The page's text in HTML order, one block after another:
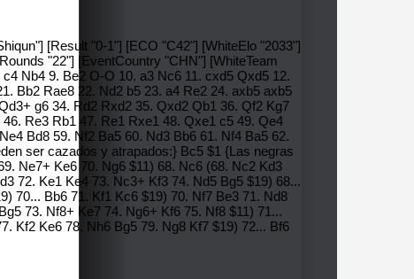
[Result "0-1"] [ECO "C42"] [WhiteElo "2033"]
"22"] [EventCountry "CHN"] [WhiteTeam
Nb4 9. Be2 O-O 10. a3 Nc6 11. cxd5 Qxd5 12.
Bb2 Rae8 22. Nd2 b5 23. a4 Re2 24. axb5 axb5
g6 34. Rd2 Rxd2 35. Qxd2 Qb1 36. Qf2 Kg7
Re3 Rb1 47. Re1 Rxe1 48. Qxe1 c5 49. Qe4
Bd8 59. Nf2 Ba5 60. Nd3 Bb6 61. Nf4 Ba5 62.
ser cazados y atrapados:} Bc5 $1 {Las negras
Ne7+ Ke6 70. Ng6 $11) 68. Nc6 (68. Nc2 Kd3
72. Ke1 Ke4 73. Nc3+ Kf3 74. Nd5 Bg5 $19) 68...
70... Bb6 71. Kf1 Kc6 $19) 70. Nf7 Be3 71. Nd8
73. Nf8+ Ke7 74. Ng6+ Kf6 75. Nf8 $11) 71...
Kf2 Ke6 78. Nh6 Bg5 79. Ng8 Kf7 $19) 72... Bf6